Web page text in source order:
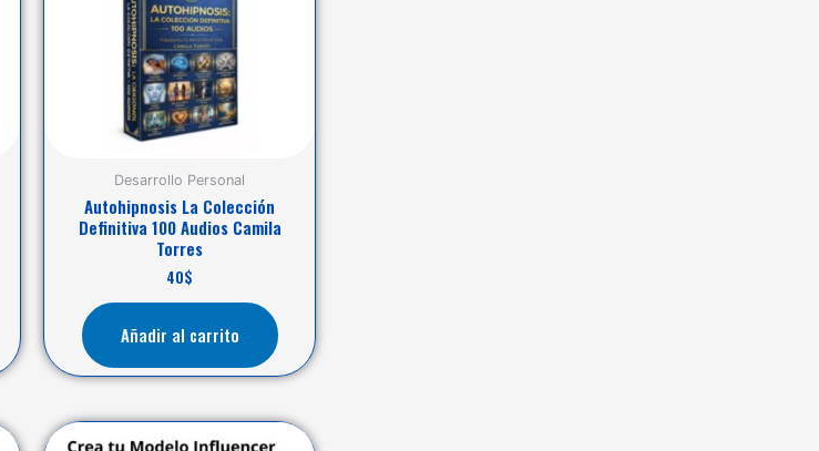
Desarrollo Personal
Autohipnosis La Colección
Definitiva 100 Audios Camila
Torres
40$
Añadir al carrito